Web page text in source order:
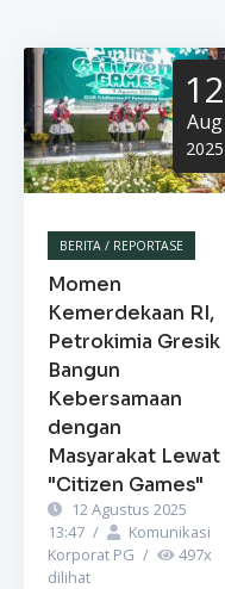
12
Aug
2025
BERITA / REPORTASE
Momen
Kemerdekaan RI,
Petrokimia Gresik
Bangun
Kebersamaan
dengan
Masyarakat Lewat
"Citizen Games"
12 Agustus 2025
13:47 /
Komunikasi
Korporat PG / 497x
dilihat